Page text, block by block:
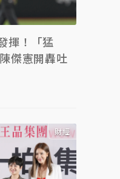
揮！「猛
傑憲開轟吐
財經